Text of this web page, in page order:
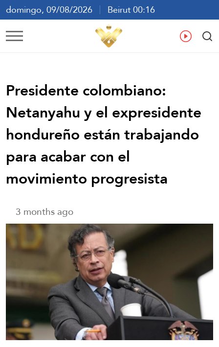
domingo, 09/08/2026
Beirut 00:16
ع En
Presidente colombiano:
Netanyahu y el expresidente
hondureño están trabajando
para acabar con el
movimiento progresista
3 months ago